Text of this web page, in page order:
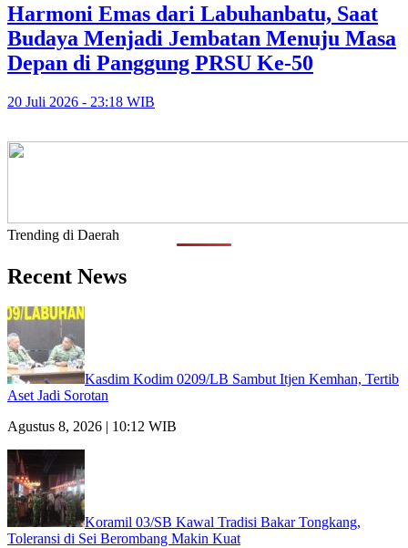
Harmoni Emas dari Labuhanbatu, Saat
Budaya Menjadi Jembatan Menuju Masa
Depan di Panggung PRSU Ke-50
20 Juli 2026 - 23:18 WIB
Trending di Daerah
Recent News
Kasdim Kodim 0209/LB Sambut Itjen Kemhan, Tertib
Aset Jadi Sorotan
Agustus 8, 2026 | 10:12 WIB
Koramil 03/SB Kawal Tradisi Bakar Tongkang,
Toleransi di Sei Berombang Makin Kuat